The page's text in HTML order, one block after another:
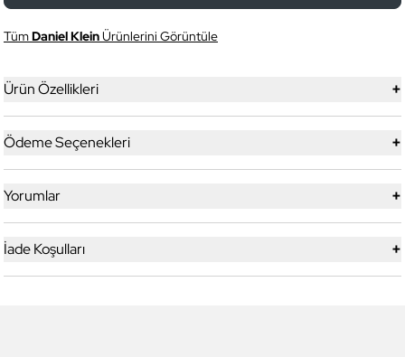
TümDaniel KleinÜrünlerini Görüntüle
Ürün Özellikleri +
Ödeme Seçenekleri +
Yorumlar +
İade Koşulları +